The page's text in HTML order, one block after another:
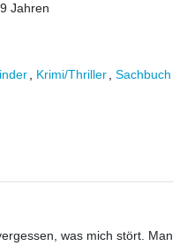
Jahren
Krimi/Thriller Sachbuch
was mich stört. Man